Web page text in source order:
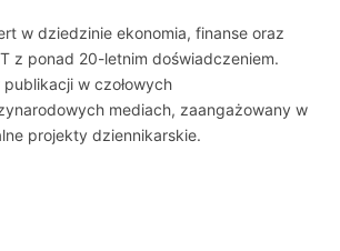
w dziedzinie ekonomia, finanse oraz
z ponad 20-letnim doświadczeniem.
publikacji w czołowych
mediach, zaangażowany w
projekty dziennikarskie.